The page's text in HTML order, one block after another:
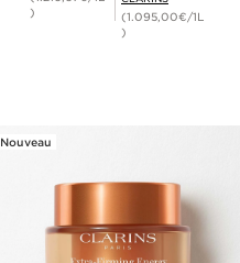
)
(1.095,00€/1L
)
Nouveau